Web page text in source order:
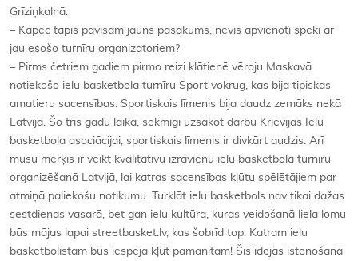
Grīziņkalnā.
– Kāpēc tapis pavisam jauns pasākums, nevis apvienoti spēki ar
jau esošo turnīru organizatoriem?
– Pirms četriem gadiem pirmo reizi klātienē vēroju Maskavā
notiekošo ielu basketbola turnīru Sport vokrug, kas bija tipiskas
amatieru sacensības. Sportiskais līmenis bija daudz zemāks nekā
Latvijā. Šo trīs gadu laikā, sekmīgi uzsākot darbu Krievijas Ielu
basketbola asociācijai, sportiskais līmenis ir divkārt audzis. Arī
mūsu mērķis ir veikt kvalitatīvu izrāvienu ielu basketbola turnīru
organizēšanā Latvijā, lai katras sacensības kļūtu spēlētājiem par
atmiņā paliekošu notikumu. Turklāt ielu basketbols nav tikai dažas
sestdienas vasarā, bet gan ielu kultūra, kuras veidošanā liela lomu
būs mājas lapai streetbasket.lv, kas šobrīd top. Katram ielu
basketbolistam būs iespēja kļūt pamanītam! Šīs idejas īstenošanā